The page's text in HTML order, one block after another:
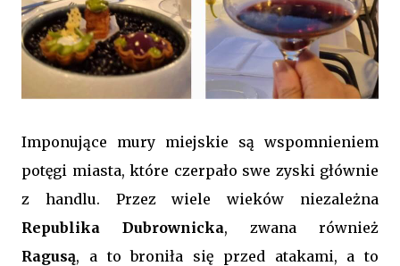
Imponujące mury miejskie są wspomnieniem
potęgi miasta, które czerpało swe zyski głównie
z handlu. Przez wiele wieków niezależna
Republika Dubrownicka, zwana również
Ragusą, a to broniła się przed atakami, a to